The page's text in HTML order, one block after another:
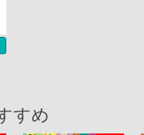
すめ